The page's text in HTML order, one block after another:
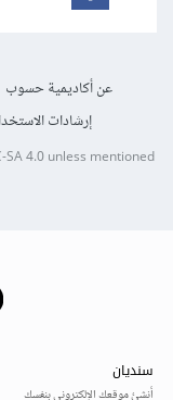
عن أكاديمية حسوب
إرشادات
SA 4.0unless mentioned